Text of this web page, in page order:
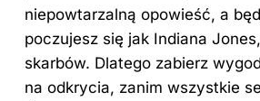
niepowtarzalną opowieść, a
poczujesz się jak Indiana
skarbów. Dlatego zabierz
na odkrycia, zanim wszystkie